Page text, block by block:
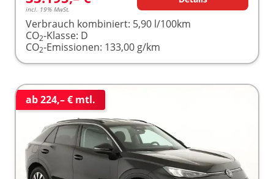
incl. 19% MwSt.
Verbrauch kombiniert: 5,90 l/100km
CO2-Klasse: D
CO2-Emissionen: 133,00 g/km
ab 224,– € mtl.